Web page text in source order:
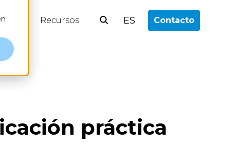
Recursos ES Contacto
práctica